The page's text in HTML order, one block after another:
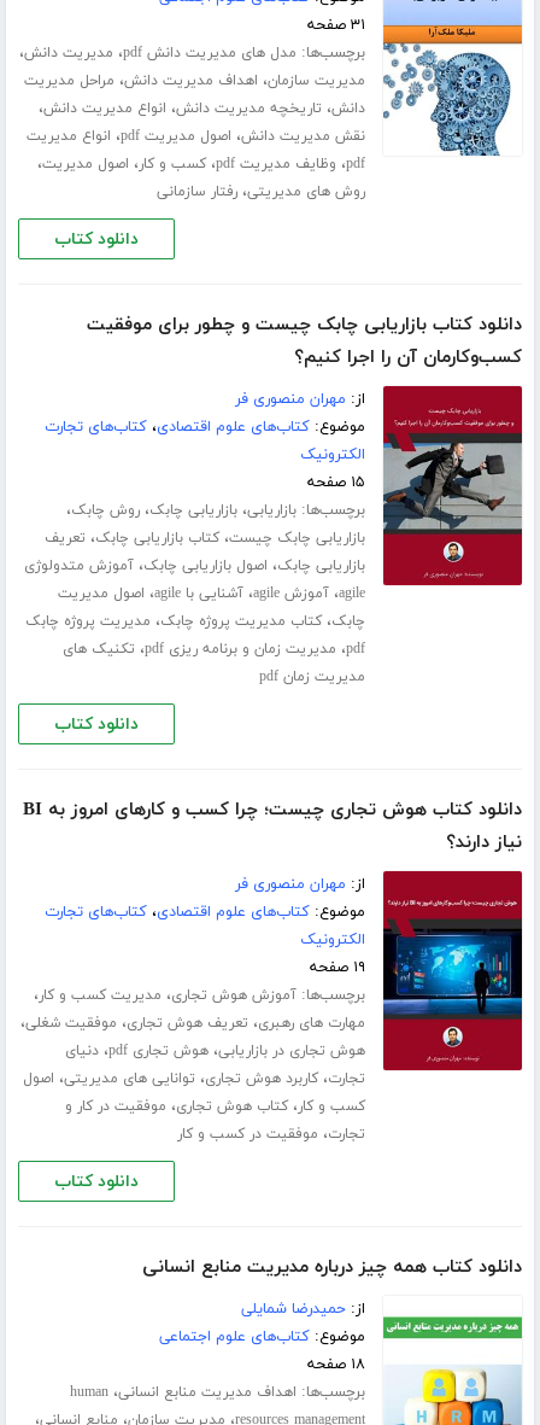
۳۱ صفحه
برچسب‌ها: مدل های مدیریت دانش pdf ، مدیریت دانش،
مدیریت سازمان، اهداف مدیریت دانش، مراحل مدیریت
دانش، تاریخچه مدیریت دانش، انواع مدیریت دانش،
نقش مدیریت دانش، اصول مدیریت pdf ، انواع مدیریت
pdf، وظایف مدیریت pdf ،کسب و کار، اصول مدیریت،
روش های مدیریتی،رفتار سازمانی
دانلود کتاب
دانلود کتاب بازاریابی چابک چیست و چطور برای موفقیت
کسب‌و‌کارمان آن‌ را اجرا کنیم؟
از: مهران منصوری فر
موضوع:کتاب‌های علوم اقتصادی،کتاب‌های تجارت
الکترونیک
۱۵ صفحه
برچسب‌ها:بازاریابی،بازاریابی چابک،روش چابک،
بازاریابی چابک چیست،کتاب بازاریابی چابک، تعریف
بازاریابی چابک، اصول بازاریابی چابک،آموزش متدولوژی
agile،آموزش agile ،آشنایی با agile ، اصول مدیریت
چابک،کتاب مدیریت پروژه چابک، مدیریت پروژه چابک
pdf، مدیریت زمان و برنامه ریزی pdf ، تکنیک های
مدیریت زمان pdf
دانلود کتاب
دانلود کتاب هوش تجاری چیست؛ چرا کسب و‌ کارهای امروز به BI
نیاز دارند؟
از: مهران منصوری فر
موضوع:کتاب‌های علوم اقتصادی،کتاب‌های تجارت
الکترونیک
۱۹ صفحه
برچسب‌ها:آموزش هوش تجاری، مدیریت کسب و کار،
مهارت های رهبری، تعریف هوش تجاری، موفقیت شغلی،
هوش تجاری در بازاریابی،هوش تجاری pdf ،دنیای
تجارت،کاربرد هوش تجاری، توانایی های مدیریتی، اصول
کسب و کار،کتاب هوش تجاری، موفقیت در کار و
تجارت، موفقیت در کسب و کار
دانلود کتاب
دانلود کتاب همه چیز درباره مدیریت منابع انسانی
از:حمیدرضا شمایلی
موضوع:کتاب‌های علوم اجتماعی
۱۸ صفحه
برچسب‌ها: اهداف مدیریت منابع انسانی،human
resources management مدیریت سازمان منابع انسانی